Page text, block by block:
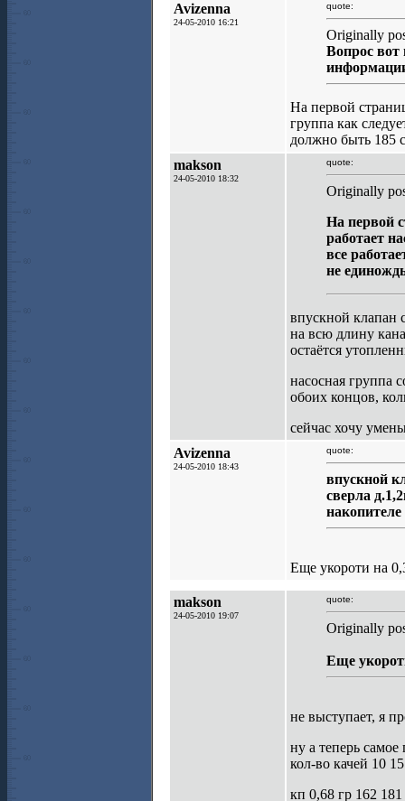
Avizenna
24-05-2010 16:21
quote:
Originally
Вопрос вот
На первой
группа как
должно быть 185
makson
24-05-2010 18:32
quote:
Originally
На первой
работает
все
не
впускной клапан
на всю длину
остаётся
насосная группа
обоих концов,
сейчас хочу
Avizenna
24-05-2010 18:43
quote:
впускной
сверла
Еще укороти на
makson
24-05-2010 19:07
quote:
Originally
Еще
не выступает, я
ну а теперь самое
кол-во качей 10
кп 0,68 гр 162